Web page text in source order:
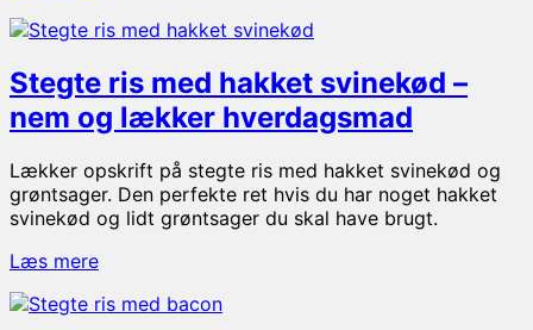
med
og
æg
–
hverdagsret
Stegte ris med hakket svinekød –
nem og lækker hverdagsmad
Lækker opskrift på stegte ris med hakket svinekød og
grøntsager. Den perfekte ret hvis du har noget hakket
svinekød og lidt grøntsager du skal have brugt.
Læs mereStegte
med